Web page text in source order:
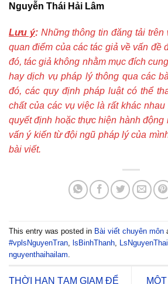
Nguyễn Thái Hải Lâm
Lưu ý: Những thông tin đăng tải trên
quan điểm của các tác giả về vấn đề
đó, tác giả không nhằm mục đích
hay dịch vụ pháp lý thông qua các
đó, các quy định pháp luật có thể
chất của các vụ việc là rất khác
quyết định hoặc thực hiện hành động
vấn ý kiến từ đội ngũ pháp lý của
bài viết.
This entry was posted in Bài viết chuyên môn
#vplsNguyenTran lsBinhThanh
nguyenthaihailam
THỜI HẠN TẠM GIAM ĐỂ